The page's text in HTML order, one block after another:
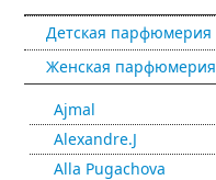
Детская парфюмерия
Женская парфюмерия
Ajmal
Alexandre.J
Alla Pugachova